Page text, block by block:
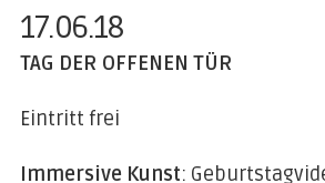
17.06.18
TAG DER OFFENEN TÜR
Eintritt frei
Immersive Kunst: